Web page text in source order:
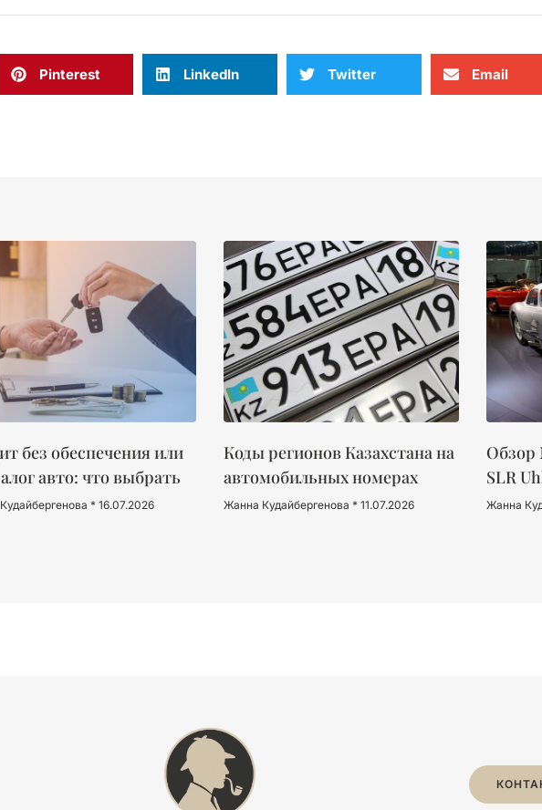
Pinterest LinkedIn Twitter Email
без обеспечения или
авто: что выбрать
16.07.2026
Коды регионов Казахстана на
автомобильных номерах
Жанна Кудайбергенова 11.07.2026
Обзор
SLR
Жанна